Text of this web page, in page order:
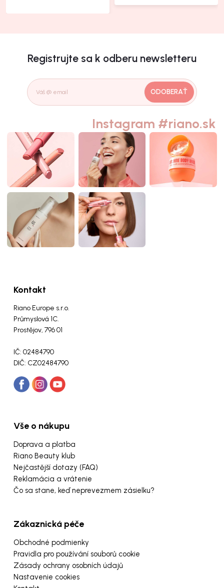
Registrujte sa k odberu newsletteru
ODOBERAŤ
Instagram #riano.sk
Kontakt
Riano Europe s.r.o.
Průmyslová 1C.
Prostějov, 796 01
IČ: 02484790
DIČ: CZ02484790
Vše o nákupu
Doprava a platba
Riano Beauty klub
Nejčastější dotazy (FAQ)
Reklamácia a vrátenie
Čo sa stane, keď neprevezmem zásielku?
Zákaznická péče
Obchodné podmienky
Pravidla pro používání souborů cookie
Zásady ochrany osobních údajů
Nastavenie cookies